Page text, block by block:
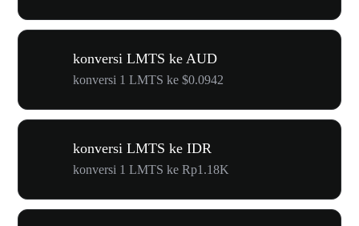
konversi LMTS ke AUD
konversi 1 LMTS ke $0.0942
konversi LMTS ke IDR
konversi 1 LMTS ke Rp1.18K